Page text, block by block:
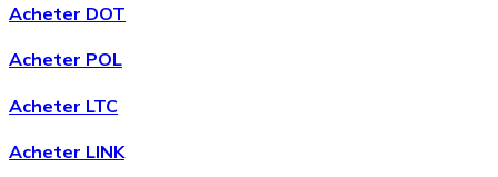
Acheter DOT
Acheter POL
Acheter LTC
Acheter LINK